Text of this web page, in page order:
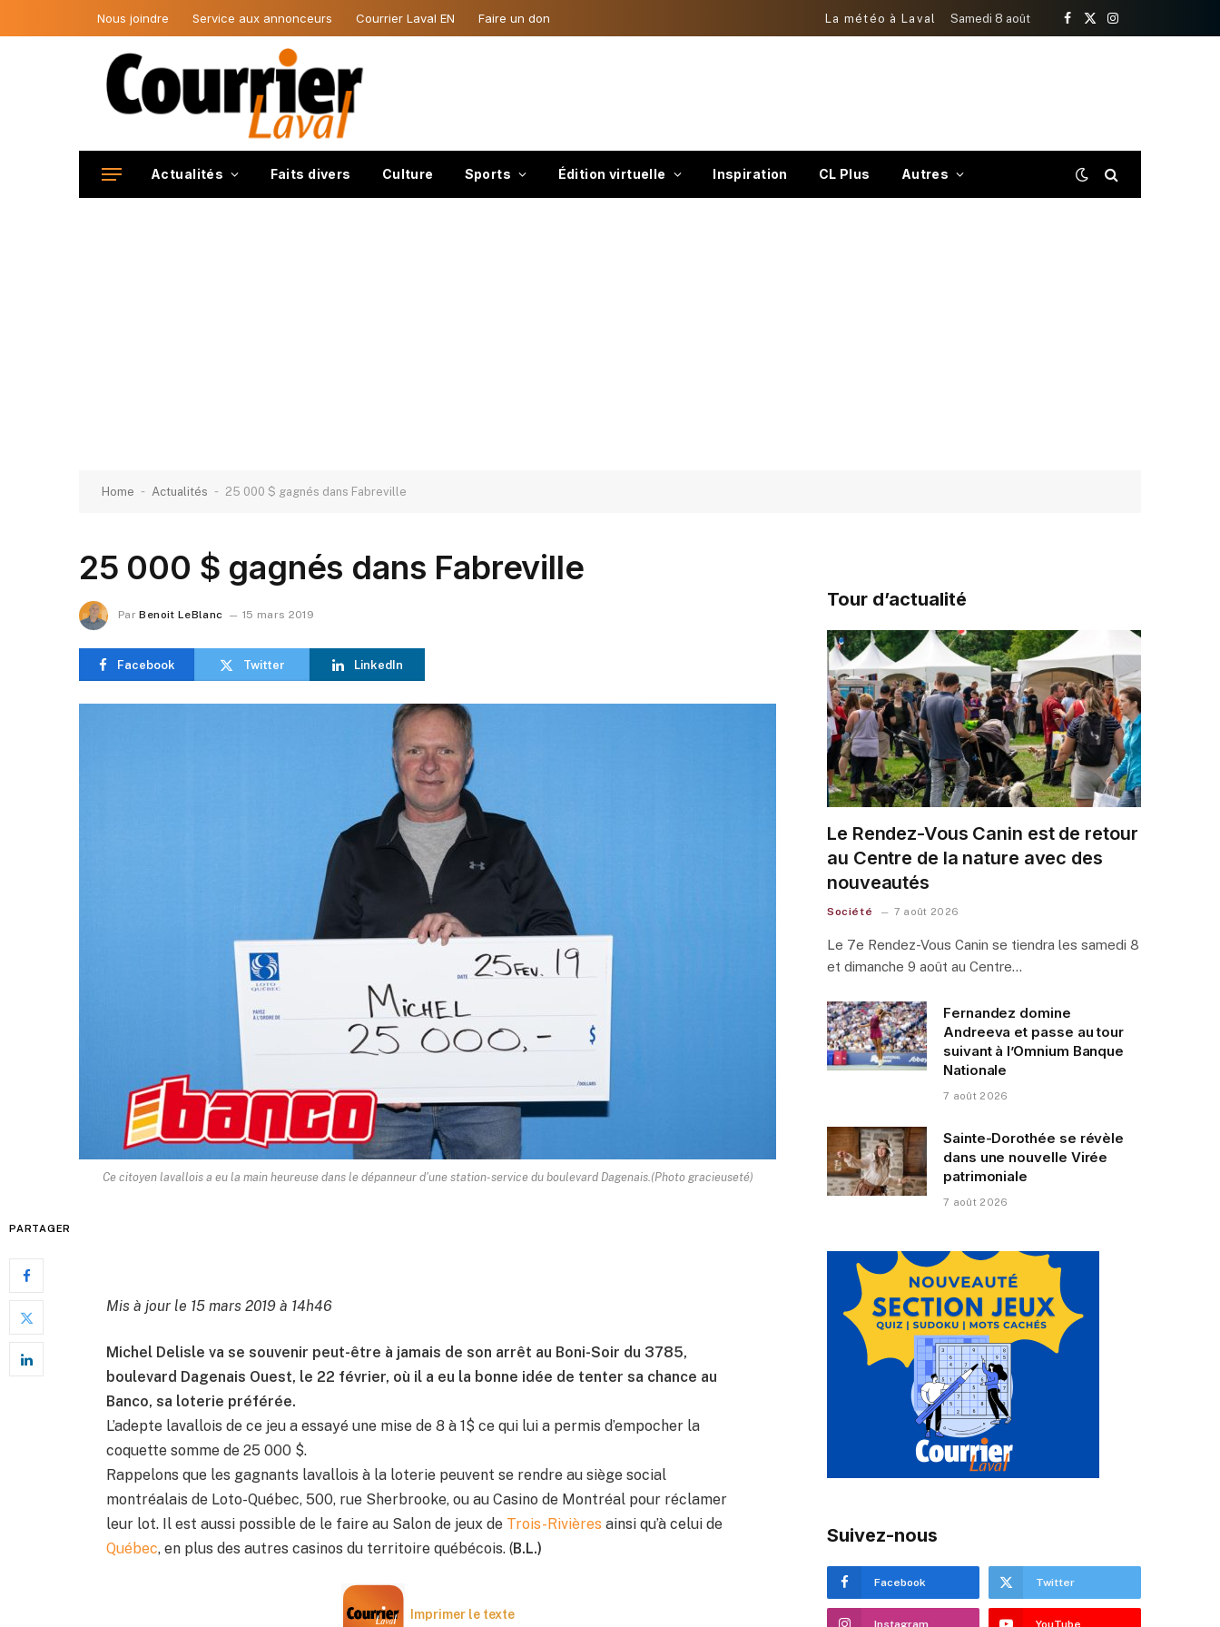
Nous joindre Service aux annonceurs Courrier Laval EN Faire un don La météo à Laval Samedi 8 août
Facebook
X
Instagram
Actualités Faits divers Culture Sports Édition virtuelle Inspiration CL Plus Autres
Home - Actualités - 25 000 $ gagnés dans Fabreville
25 000 $ gagnés dans Fabreville
Par Benoit LeBlanc 15 mars 2019
Facebook Twitter LinkedIn
Ce citoyen lavallois a eu la main heureuse dans le dépanneur d'une station-service du boulevard Dagenais.(Photo gracieuseté)
PARTAGER
Mis à jour le 15 mars 2019 à 14h46
Michel Delisle va se souvenir peut-être à jamais de son arrêt au Boni-Soir du 3785,
boulevard Dagenais Ouest, le 22 février, où il a eu la bonne idée de tenter sa chance au
Banco, sa loterie préférée.
L’adepte lavallois de ce jeu a essayé une mise de 8 à 1$ ce qui lui a permis d’empocher la
coquette somme de 25 000 $.
Rappelons que les gagnants lavallois à la loterie peuvent se rendre au siège social
montréalais de Loto-Québec, 500, rue Sherbrooke, ou au Casino de Montréal pour réclamer
leur lot. Il est aussi possible de le faire au Salon de jeux de Trois-Rivières ainsi qu’à celui de
Québec, en plus des autres casinos du territoire québécois. (B.L.)
Imprimer le texte
Tour d’actualité
Le Rendez-Vous Canin est de retour
au Centre de la nature avec des
nouveautés
Société 7 août 2026
Le 7e Rendez-Vous Canin se tiendra les samedi 8
et dimanche 9 août au Centre…
Fernandez domine
Andreeva et passe au tour
suivant à l’Omnium Banque
Nationale
7 août 2026
Sainte-Dorothée se révèle
dans une nouvelle Virée
patrimoniale
7 août 2026
Suivez-nous
Facebook Twitter
Instagram YouTube